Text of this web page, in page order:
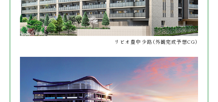
リビオ豊中少路 （外観完成予想CG）